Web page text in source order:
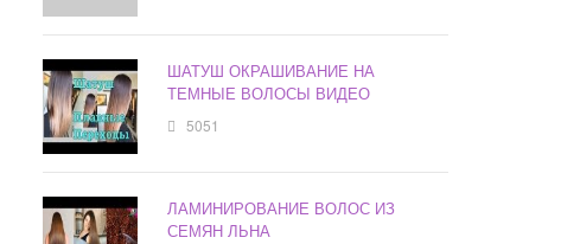
ШАТУШ ОКРАШИВАНИЕ НА
ТЕМНЫЕ ВОЛОСЫ ВИДЕО
5051
ЛАМИНИРОВАНИЕ ВОЛОС ИЗ
СЕМЯН ЛЬНА